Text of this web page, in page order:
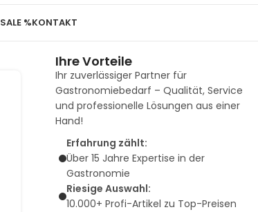
SALE %KONTAKT
Ihre Vorteile
Ihr zuverlässiger Partner für
Gastronomiebedarf – Qualität, Service
und professionelle Lösungen aus einer
Hand!
Erfahrung zählt:
Über 15 Jahre Expertise in der
Gastronomie
Riesige Auswahl:
10.000+ Profi-Artikel zu Top-Preisen